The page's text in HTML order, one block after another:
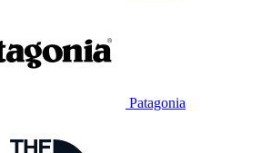
Patagonia